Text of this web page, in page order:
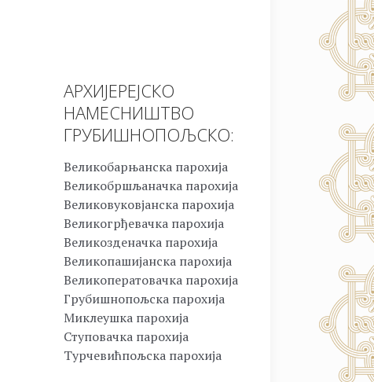
АРХИЈЕРЕЈСКО
НАМЕСНИШТВО
ГРУБИШНОПОЉСКО:
Великобарњанска парохија
Великобршљаначка парохија
Великовуковјанска парохија
Великогрђевачка парохија
Великозденачка парохија
Великопашијанска парохија
Великоператовачка парохија
Грубишнопољска парохија
Миклеушка парохија
Ступовачка парохија
Турчевићпољска парохија